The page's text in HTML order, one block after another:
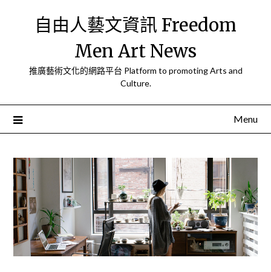
自由人藝文資訊 Freedom
Men Art News
推廣藝術文化的網路平台 Platform to promoting Arts and
Culture.
Menu